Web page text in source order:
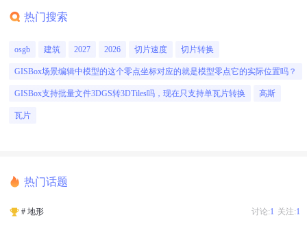
热门搜索
osgb 建筑 2027 2026 切片速度 切片转换
GISBox场景编辑中模型的这个零点坐标对应的就是模型零点它的实际位置吗？
GISBox支持批量文件3DGS转3DTiles吗，现在只支持单瓦片转换 高斯
瓦片
热门话题
# 地形 讨论:1 关注:1